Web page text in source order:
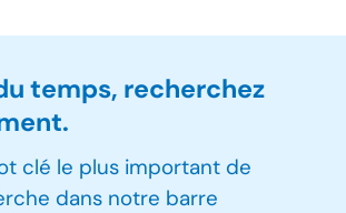
temps, recherchez
clé le plus important de
dans notre barre